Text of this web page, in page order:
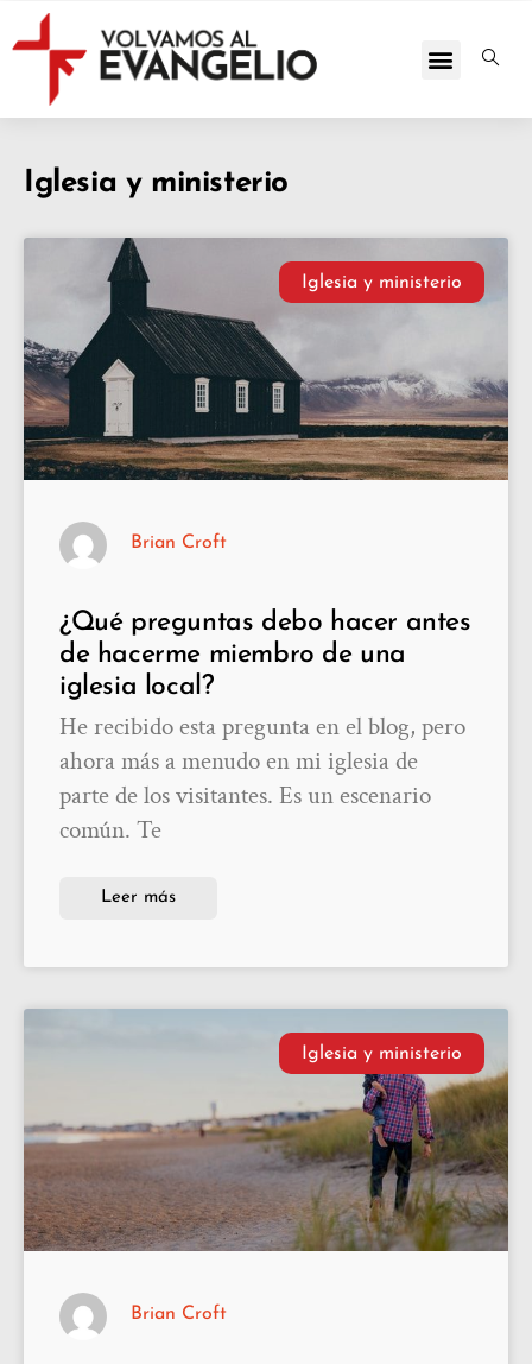
Iglesia y ministerio
Iglesia y ministerio
¿Qué preguntas debo hacer antes
de hacerme miembro de una
iglesia local?
He recibido esta pregunta en el blog, pero
ahora más a menudo en mi iglesia de
parte de los visitantes. Es un escenario
común. Te
Leer más
Brian Croft
Iglesia y ministerio
Brian Croft